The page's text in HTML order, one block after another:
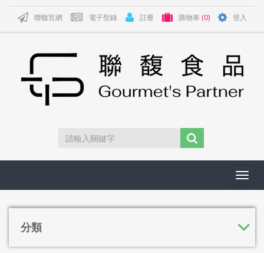
聯馥官網 電子型錄 註冊 購物車 (0) 登入
分類